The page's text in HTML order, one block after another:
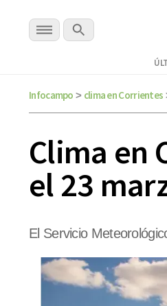
Infocampo > clima en Corrientes
Clima en
el 23
El Servicio